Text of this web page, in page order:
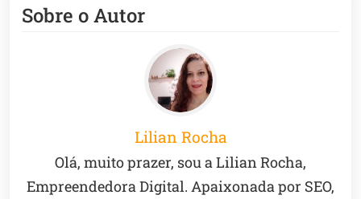
Sobre o Autor
Lilian Rocha
Olá, muito prazer, sou a Lilian Rocha,
Empreendedora Digital. Apaixonada por SEO,